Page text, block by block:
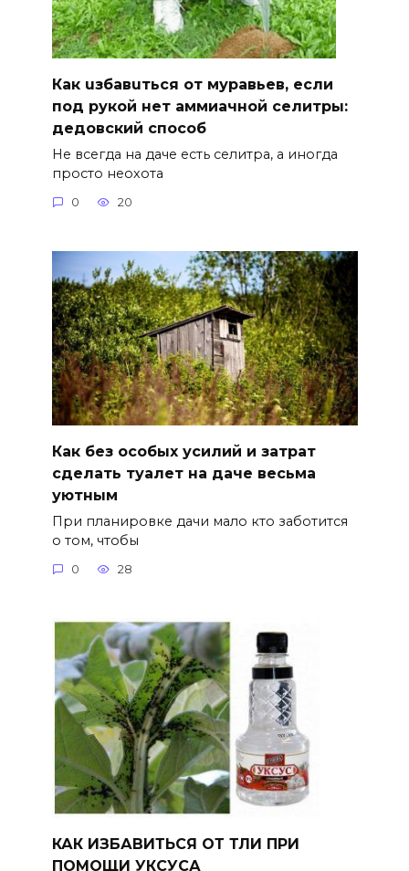
Как uзбавuться от муравьев, если
под рукой нет аммиачной селитры:
дедовский способ
Не всегда на даче есть селитра, а иногда
просто неохота
0 20
Как без особых усилий и затрат
сделать туалет на даче весьма
уютным
При планировке дачи мало кто заботится
о том, чтобы
0 28
КАК ИЗБАВИТЬСЯ ОТ ТЛИ ПРИ
ПОМОЩИ УКСУСА